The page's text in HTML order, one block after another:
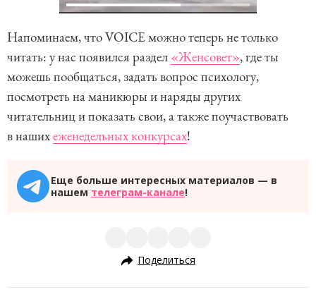
Напоминаем, что VOICE можно теперь не только
читать: у нас появился раздел «Женсовет», где ты
можешь пообщаться, задать вопрос психологу,
посмотреть на маникюры и наряды других
читательниц и показать свои, а также поучаствовать
в нашихеженедельных конкурсах!
Еще больше интересных материалов — в
нашем телеграм-канале!
Поделиться